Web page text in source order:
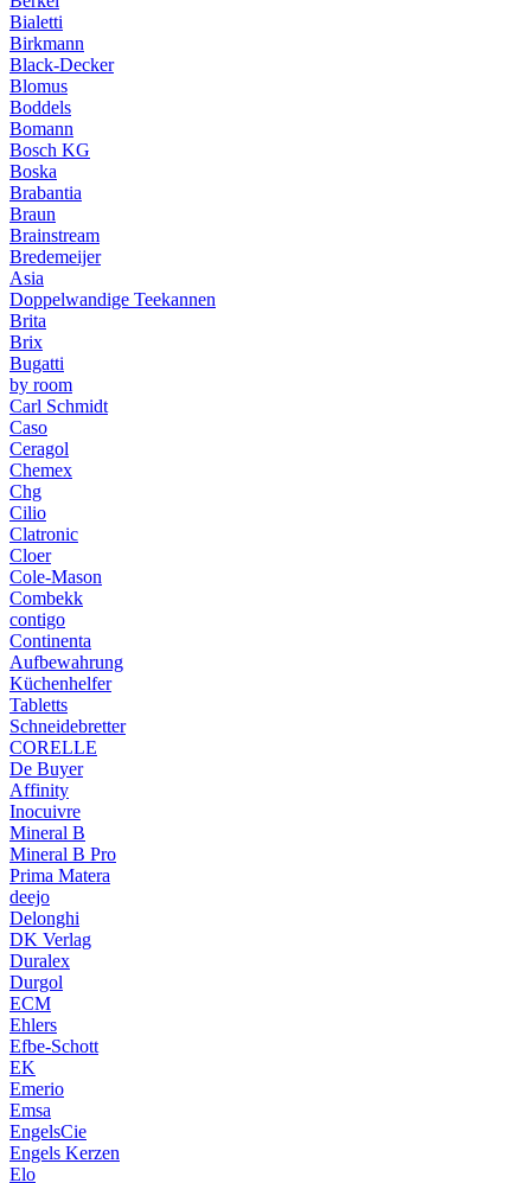
Bialetti
Birkmann
Black-Decker
Blomus
Boddels
Bomann
Bosch KG
Boska
Brabantia
Braun
Brainstream
Bredemeijer
Asia
Doppelwandige Teekannen
Brita
Brix
Bugatti
by room
Carl Schmidt
Caso
Ceragol
Chemex
Chg
Cilio
Clatronic
Cloer
Cole-Mason
Combekk
contigo
Continenta
Aufbewahrung
Küchenhelfer
Tabletts
Schneidebretter
CORELLE
De Buyer
Affinity
Inocuivre
Mineral B
Mineral B Pro
Prima Matera
deejo
Delonghi
DK Verlag
Duralex
Durgol
ECM
Ehlers
Efbe-Schott
EK
Emerio
Emsa
EngelsCie
Engels Kerzen
Elo